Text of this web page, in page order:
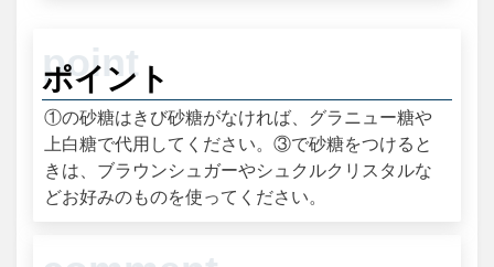
ポイント
①の砂糖はきび砂糖がなければ、グラニュー糖や
上白糖で代用してください。③で砂糖をつけると
きは、ブラウンシュガーやシュクルクリスタルな
どお好みのものを使ってください。